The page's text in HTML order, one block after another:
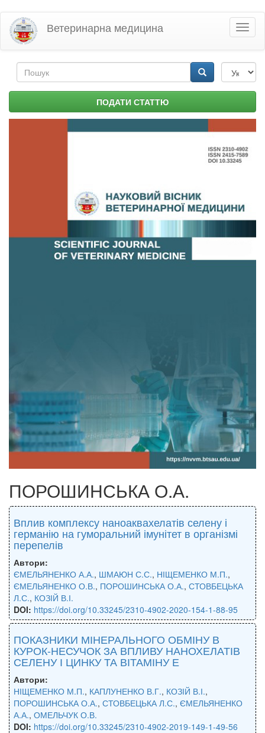
Перейти
основного
матеріалу
Ветеринарна медицина
Пошукова
форма ПОДАТИ СТАТТЮ
ПОРОШИНСЬКА О.А.
Вплив комплексу наноаквахелатів селену і
германію на гуморальний імунітет в організмі
перепелів
Автори:
ЄМЕЛЬЯНЕНКО А.А., ШМАЮН С.С., НІЩЕМЕНКО М.П.,
ЄМЕЛЬЯНЕНКО О.В., ПОРОШИНСЬКА О.А., СТОВБЕЦЬКА
Л.С., КОЗІЙ В.І.
DOI: https://doi.org/10.33245/2310-4902-2020-154-1-88-95
ПОКАЗНИКИ МІНЕРАЛЬНОГО ОБМІНУ В
КУРОК-НЕСУЧОК ЗА ВПЛИВУ НАНОХЕЛАТІВ
СЕЛЕНУ І ЦИНКУ ТА ВІТАМІНУ Е
Автори:
НІЩЕМЕНКО М.П., КАПЛУНЕНКО В.Г., КОЗІЙ В.І.,
ПОРОШИНСЬКА О.А., СТОВБЕЦЬКА Л.С., ЄМЕЛЬЯНЕНКО
А.А., ОМЕЛЬЧУК О.В.
DOI: https://doi.org/10.33245/2310-4902-2019-149-1-49-56